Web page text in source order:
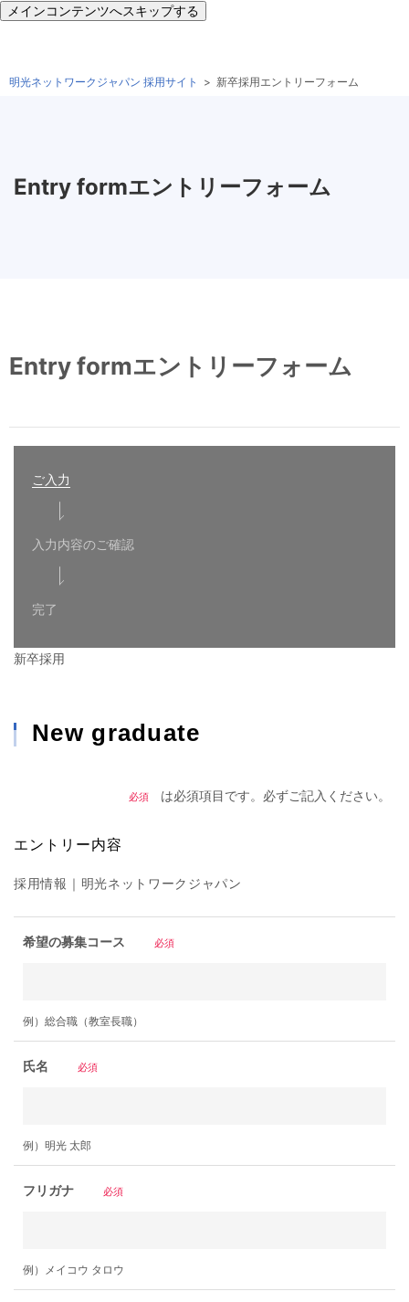
メインコンテンツへスキップする
明光ネットワークジャパン 採用サイト 新卒採用エントリーフォーム
Entry formエントリーフォーム
Entry formエントリーフォーム
ご入力
入力内容のご確認
完了
新卒採用
New graduate
必須 は必須項目です。必ずご記入ください。
エントリー内容
採用情報｜明光ネットワークジャパン
希望の募集コース 必須
例）総合職（教室長職）
氏名 必須
例）明光 太郎
フリガナ 必須
例）メイコウ タロウ